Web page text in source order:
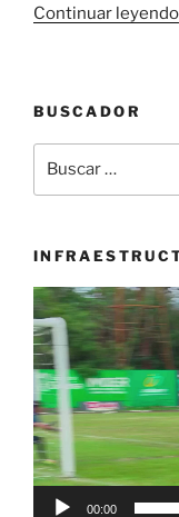
Continuar leyendo
BUSCADOR
por:
Reproductor
de
vídeo
00:00